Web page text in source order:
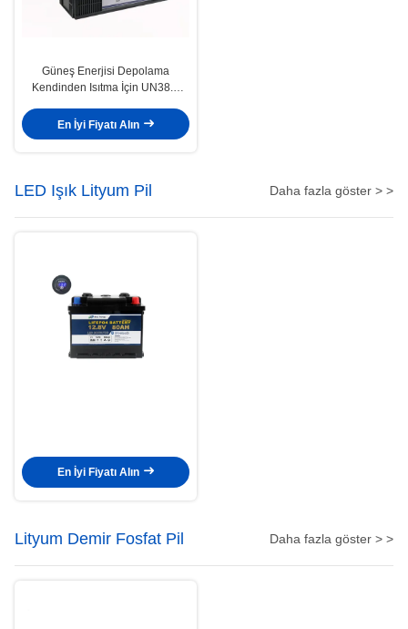
Güneş Enerjisi Depolama
Kendinden Isıtma İçin UN38.3
En İyi Fiyatı Alın
LED Işık Lityum Pil Daha fazla göster > >
En İyi Fiyatı Alın
Lityum Demir Fosfat Pil Daha fazla göster > >